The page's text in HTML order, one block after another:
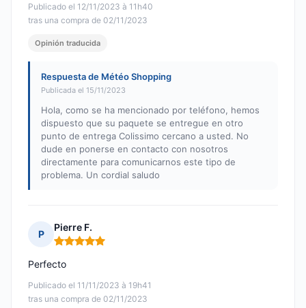
Publicado el 12/11/2023 à 11h40
tras una compra de 02/11/2023
Opinión traducida
Respuesta de Météo Shopping
Publicada el 15/11/2023
Hola, como se ha mencionado por teléfono, hemos
dispuesto que su paquete se entregue en otro
punto de entrega Colissimo cercano a usted. No
dude en ponerse en contacto con nosotros
directamente para comunicarnos este tipo de
problema. Un cordial saludo
P
Pierre F.
Nota: 5 de 5
Publicado el 11/11/2023 à 19h41
tras una compra de 02/11/2023
Perfecto